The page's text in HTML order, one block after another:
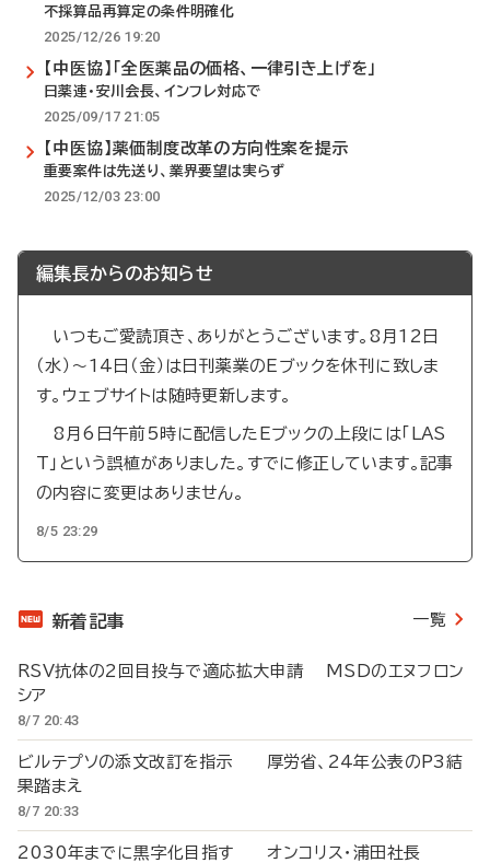
不採算品再算定の条件明確化
2025/12/26 19:20
【中医協】「全医薬品の価格、一律引き上げを」
日薬連・安川会長、インフレ対応で
2025/09/17 21:05
【中医協】薬価制度改革の方向性案を提示
重要案件は先送り、業界要望は実らず
2025/12/03 23:00
編集長からのお知らせ
いつもご愛読頂き、ありがとうございます。8月12日
（水）～14日（金）は日刊薬業のEブックを休刊に致しま
す。ウェブサイトは随時更新します。
8月6日午前5時に配信したEブックの上段には「LAS
T」という誤植がありました。すでに修正しています。記事
の内容に変更はありません。
8/5 23:29
新着記事 一覧
RSV抗体の2回目投与で適応拡大申請 MSDのエヌフロン
シア
8/7 20:43
ビルテプソの添文改訂を指示 厚労省、24年公表のP3結
果踏まえ
8/7 20:33
2030年までに黒字化目指す オンコリス・浦田社長